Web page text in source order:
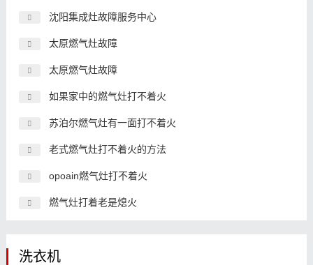
沈阳集成灶故障服务中心
太原燃气灶故障
太原燃气灶故障
如果家中的燃气灶打不着火
苏泊尔燃气灶有一面打不着火
老式燃气灶打不着火的方法
opoain燃气灶打不着火
燃气灶打着老是熄火
洗衣机